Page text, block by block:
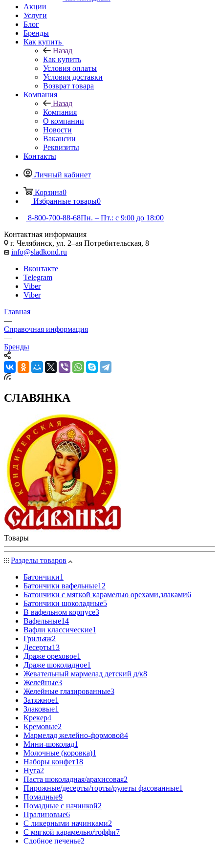
Акции
Услуги
Блог
Бренды
Как купить
Назад
Как купить
Условия оплаты
Условия доставки
Возврат товара
Компания
Назад
Компания
О компании
Новости
Вакансии
Реквизиты
Контакты
Личный кабинет
Корзина0
Избранные товары0
8-800-700-88-68Пн. – Пт.: с 9:00 до 18:00
Контактная информация
г. Челябинск, ул. 2–ая Потребительская, 8
info@sladkond.ru
Вконтакте
Telegram
Viber
Viber
Главная
—
Справочная информация
—
Бренды
СЛАВЯНКА
Товары
Разделы товаров
Батончики1
Батончики вафельные12
Батончики с мягкой карамелью орехами,злаками6
Батончики шоколадные5
В вафельном корпусе3
Вафельные14
Вафли классические1
Грильяж2
Десерты13
Драже ореховое1
Драже шоколадное1
Жевательный мармелад детский д/к8
Желейные3
Желейные глазированные3
Затяжное1
Злаковые1
Крекер4
Кремовые2
Мармелад желейно-формовой4
Мини-шоколад1
Молочные (коровка)1
Наборы конфет18
Нуга2
Паста шоколадная/арахисовая2
Пирожные/десерты/торты/рулеты фасованные1
Помадные9
Помадные с начинкой2
Пралиновые6
С ликерными начинками2
С мягкой карамелью/тоффи7
Сдобное печенье2